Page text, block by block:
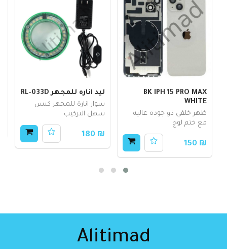
BK IPH 15 PRO MAX
WHITE
ظهر خلفي ذو جوده عاليه
مع ختم لوج
₪ 150
ليد اناره للمجهر RL-033D
سوار انارة للمجهر كبس
سهل التركيب
₪ 180
Alitimad